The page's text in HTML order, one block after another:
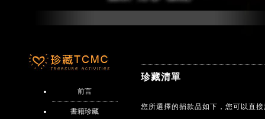
前言
書籍珍藏
珍藏清單
您所選擇的捐款品如下，您可以直